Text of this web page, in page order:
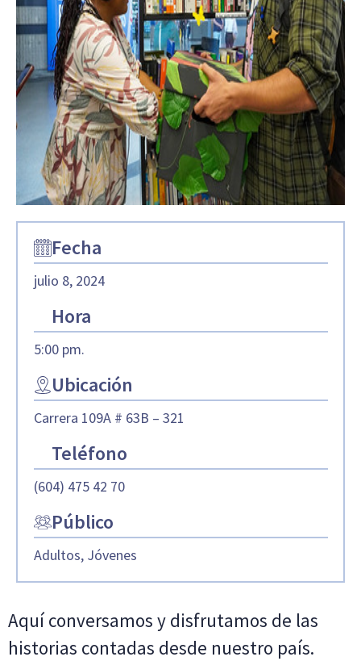
Fecha
julio 8, 2024
Hora
5:00 pm.
Ubicación
Carrera 109A # 63B – 321
Teléfono
(604) 475 42 70
Público
Adultos, Jóvenes
Aquí conversamos y disfrutamos de las
historias contadas desde nuestro país.